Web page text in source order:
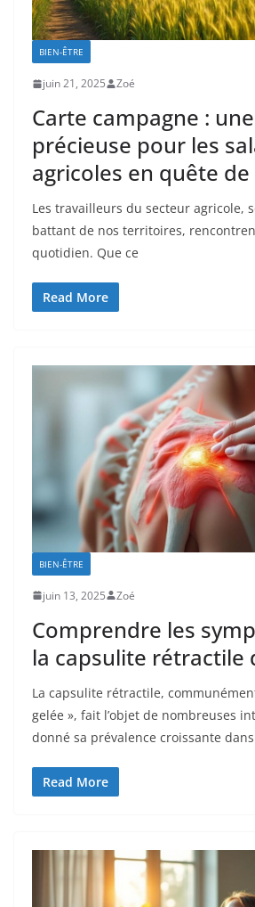
BIEN-ÊTRE
juin 21, 2025 Zoé
Carte campagne :
précieuse pour les
agricoles en quête
Les travailleurs du secteur agricole,
battant de nos territoires,
quotidien. Que ce
Read More
BIEN-ÊTRE
juin 13, 2025 Zoé
Comprendre les
la capsulite rétractile
La capsulite rétractile,
gelée », fait l’objet de nombreuses
donné sa prévalence croissante
Read More